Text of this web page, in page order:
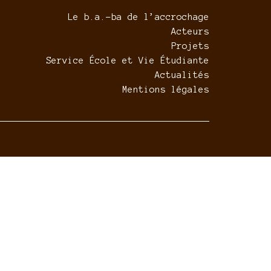
Le b.a.-ba de l’accrochage
Acteurs
Projets
Service École et Vie Étudiante
Actualités
Mentions légales